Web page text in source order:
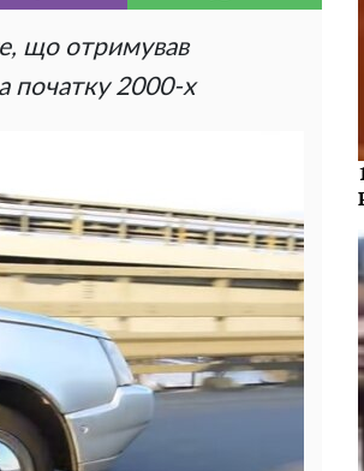
що отримував
початку 2000-х